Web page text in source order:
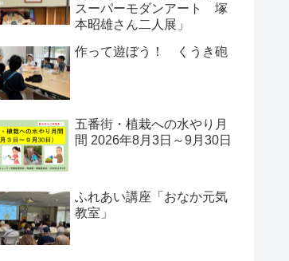
スーパーモダンアート 塚
本昭雄さん二人展」
作って遊ぼう！ くうき砲
五番街・植栽への水やり月
間 2026年8月3日～9月30日
ふれあい講座「おなか元気
教室」